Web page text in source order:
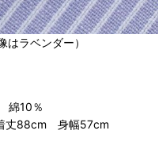
ラベンダー）
綿10％
丈88cm 身幅57cm